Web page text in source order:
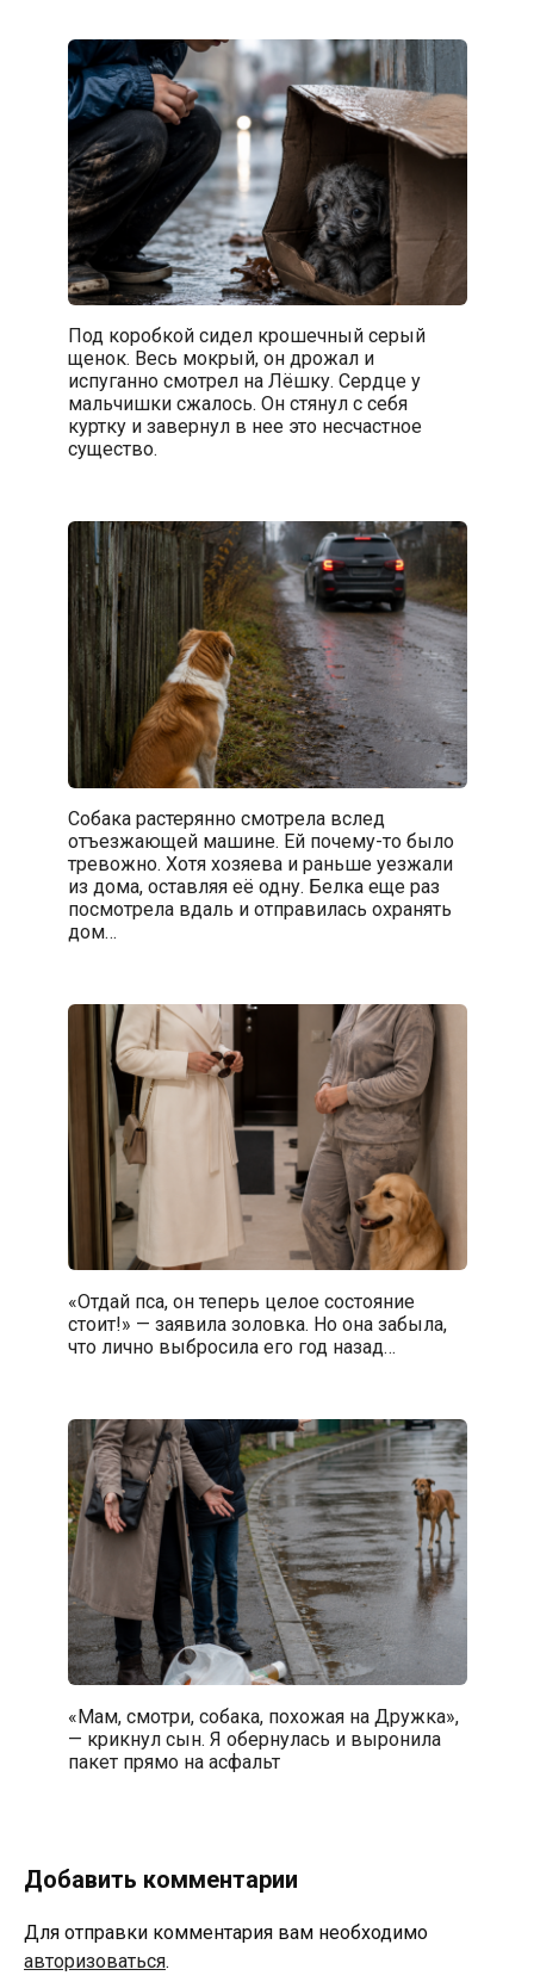
Под коробкой сидел крошечный серый
щенок. Весь мокрый, он дрожал и
испуганно смотрел на Лёшку. Сердце у
мальчишки сжалось. Он стянул с себя
куртку и завернул в нее это несчастное
существо.
Собака растерянно смотрела вслед
отъезжающей машине. Ей почему-то было
тревожно. Хотя хозяева и раньше уезжали
из дома, оставляя её одну. Белка еще раз
посмотрела вдаль и отправилась охранять
дом…
«Отдай пса, он теперь целое состояние
стоит!» — заявила золовка. Но она забыла,
что лично выбросила его год назад…
«Мам, смотри, собака, похожая на Дружка»,
— крикнул сын. Я обернулась и выронила
пакет прямо на асфальт
Добавить комментарии
Для отправки комментария вам необходимо
авторизоваться.